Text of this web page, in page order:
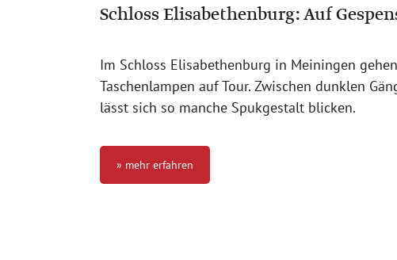
Schloss Elisabethenburg: Auf
Im Schloss Elisabethenburg in Meiningen
Taschenlampen auf Tour. Zwischen dunklen
lässt sich so manche Spukgestalt blicken.
» mehr erfahren